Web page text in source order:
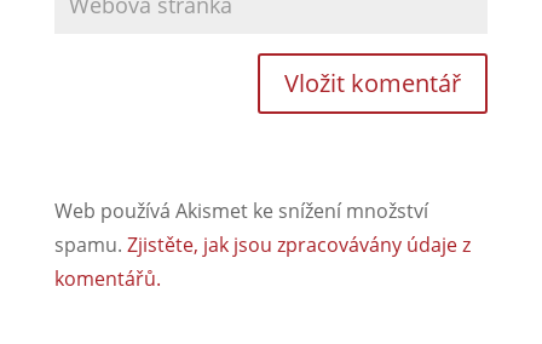
Web používá Akismet ke snížení množství
spamu. Zjistěte, jak jsou zpracovávány údaje z
komentářů.